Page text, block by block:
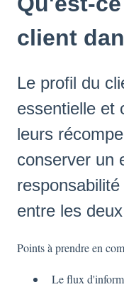
client
Le profil du
essentielle et
leurs
conserver un
entre les
Points à prendre en
Le flux